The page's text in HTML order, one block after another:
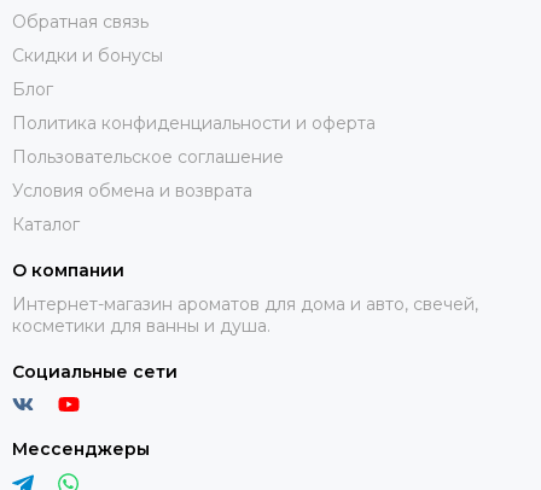
Обратная связь
Скидки и бонусы
Блог
Политика конфиденциальности и оферта
Пользовательское соглашение
Условия обмена и возврата
Каталог
О компании
Интернет-магазин ароматов для дома и авто, свечей,
косметики для ванны и душа.
Социальные сети
Мессенджеры